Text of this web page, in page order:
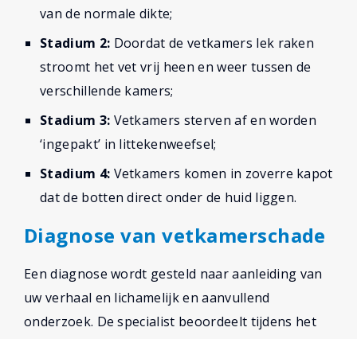
van de normale dikte;
Stadium 2: Doordat de vetkamers lek raken
stroomt het vet vrij heen en weer tussen de
verschillende kamers;
Stadium 3: Vetkamers sterven af en worden
‘ingepakt’ in littekenweefsel;
Stadium 4: Vetkamers komen in zoverre kapot
dat de botten direct onder de huid liggen.
Diagnose van vetkamerschade
Een diagnose wordt gesteld naar aanleiding van
uw verhaal en lichamelijk en aanvullend
onderzoek. De specialist beoordeelt tijdens het